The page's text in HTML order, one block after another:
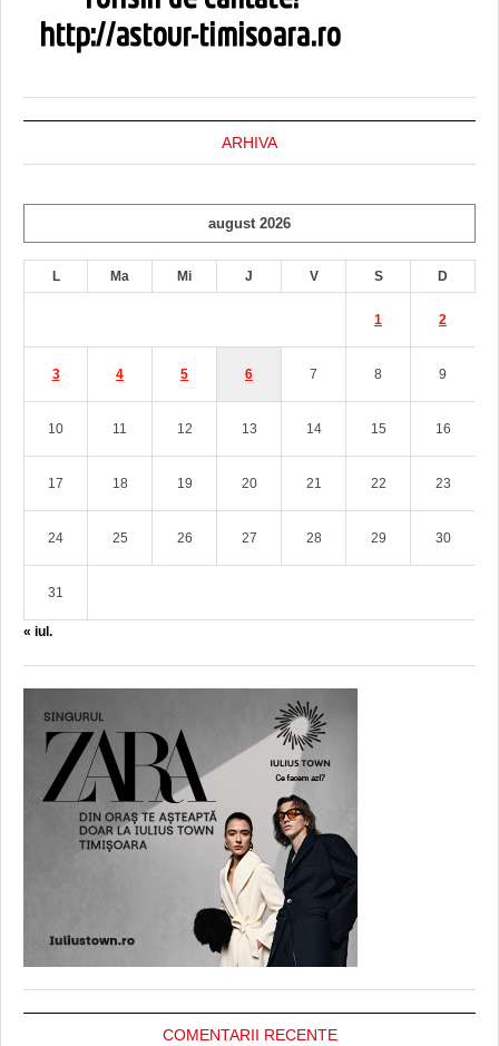
ARHIVA
august 2026
L Ma Mi J V S D
1 2
3 4 5 6 7 8 9
10 11 12 13 14 15 16
17 18 19 20 21 22 23
24 25 26 27 28 29 30
31
« iul.
COMENTARII RECENTE